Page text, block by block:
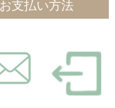
お支払い方法